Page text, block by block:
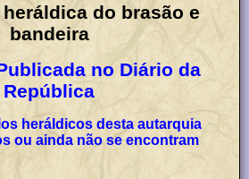
do brasão e
bandeira
no Diário da
República
heráldicos desta autarquia
ou ainda não se encontram